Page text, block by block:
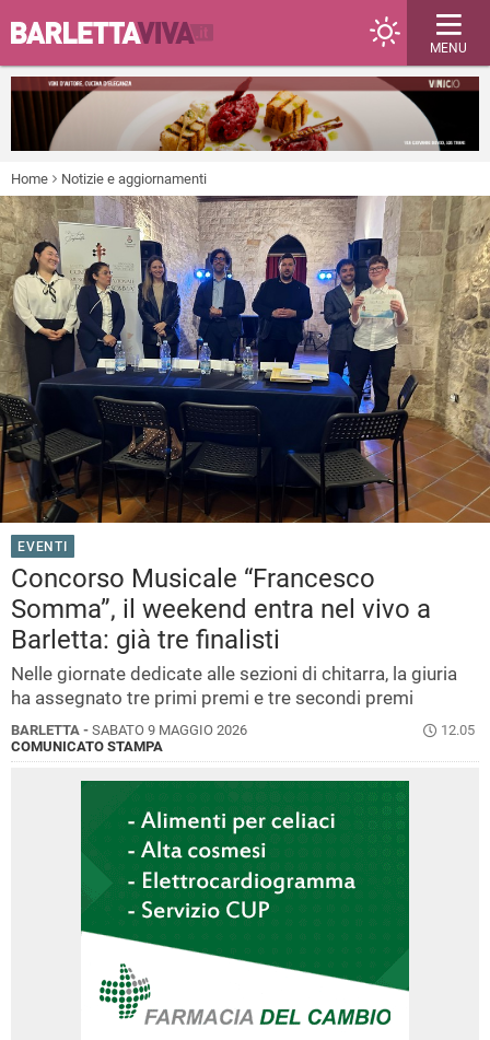
MENU
Home Notizie e aggiornamenti
EVENTI
Concorso Musicale “Francesco
Somma”, il weekend entra nel vivo a
Barletta: già tre finalisti
Nelle giornate dedicate alle sezioni di chitarra, la giuria
ha assegnato tre primi premi e tre secondi premi
BARLETTA - SABATO 9 MAGGIO 2026
12.05
COMUNICATO STAMPA